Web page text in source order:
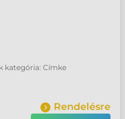
kategória: Címke
Rendelésre